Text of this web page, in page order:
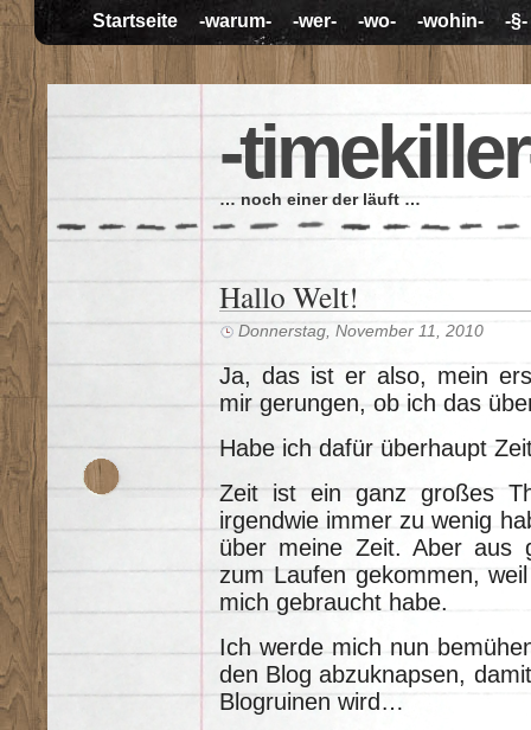
Startseite -warum- -wer- -wo- -wohin- -§-
-
… noch einer der läuft …
Hallo Welt!
Donnerstag, November 11, 2010
Ja, das ist er also, mein
mir gerungen, ob ich das
Habe ich dafür überhaupt
Zeit ist ein ganz großes
irgendwie immer zu wenig
über meine Zeit. Aber aus
zum Laufen gekommen,
mich gebraucht habe.
Ich werde mich nun
den Blog abzuknapsen,
Blogruinen wird…